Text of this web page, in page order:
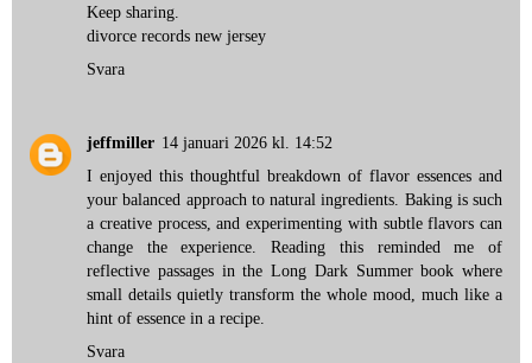
Keep sharing.
divorce records new jersey
Svara
jeffmiller 14 januari 2026 kl. 14:52
I enjoyed this thoughtful breakdown of flavor essences and
your balanced approach to natural ingredients. Baking is such
a creative process, and experimenting with subtle flavors can
change the experience. Reading this reminded me of
reflective passages in the Long Dark Summer book where
small details quietly transform the whole mood, much like a
hint of essence in a recipe.
Svara